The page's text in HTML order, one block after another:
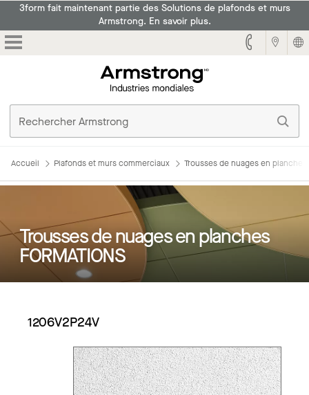
3form fait maintenant partie des Solutions de plafonds et murs
Armstrong. En savoir plus.
Accueil Plafonds et murs commerciaux Trousses de nuages en planches
Trousses de nuages en planches
FORMATIONS
1206V2P24V